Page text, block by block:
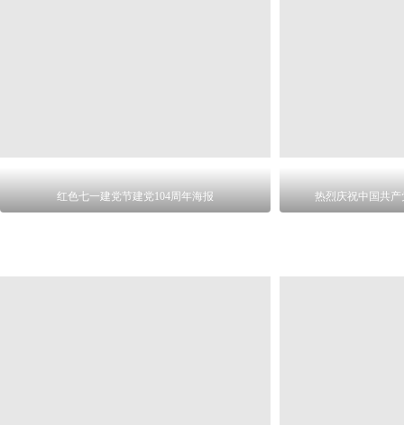
红色七一建党节建党104周年海报 热烈庆祝中国共